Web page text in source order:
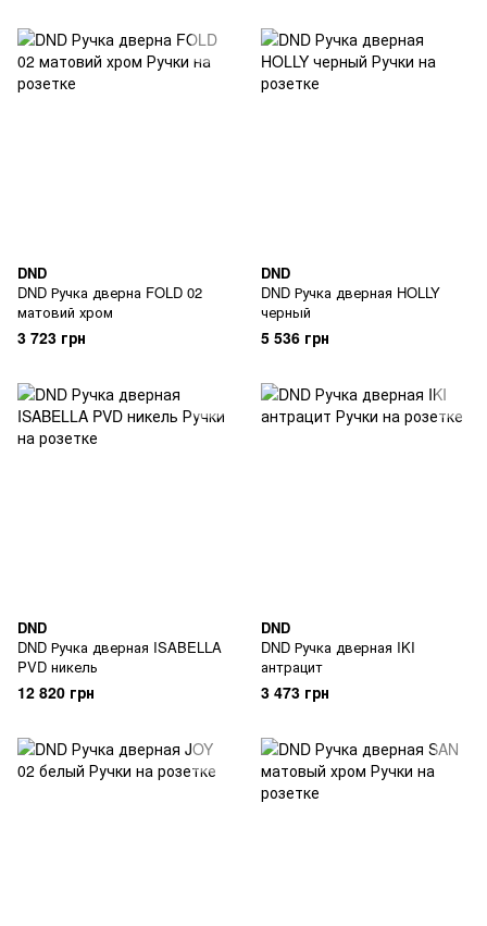
DND
DND Ручка дверна FOLD 02
матовий хром
3 723 грн
DND
DND Ручка дверная HOLLY
черный
5 536 грн
DND
DND Ручка дверная ISABELLA
PVD никель
12 820 грн
DND
DND Ручка дверная IKI
антрацит
3 473 грн